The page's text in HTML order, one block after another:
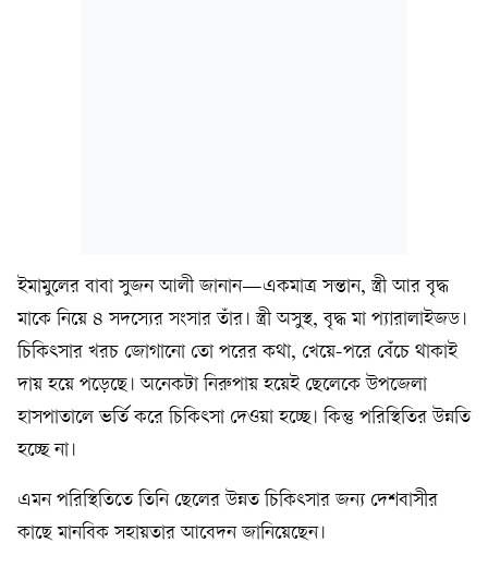
ইমামুলের বাবা সুজন আলী জানান—একমাত্র সন্তান, স্ত্রী আর বৃদ্ধ
মাকে নিয়ে ৪ সদস্যের সংসার তাঁর। স্ত্রী অসুস্থ, বৃদ্ধ মা প্যারালাইজড।
চিকিৎসার খরচ জোগানো তো পরের কথা, খেয়ে-পরে বেঁচে থাকাই
দায় হয়ে পড়েছে। অনেকটা নিরুপায় হয়েই ছেলেকে উপজেলা
হাসপাতালে ভর্তি করে চিকিৎসা দেওয়া হচ্ছে। কিন্তু পরিস্থিতির উন্নতি
হচ্ছে না।
এমন পরিস্থিতিতে তিনি ছেলের উন্নত চিকিৎসার জন্য দেশবাসীর
কাছে মানবিক সহায়তার আবেদন জানিয়েছেন।